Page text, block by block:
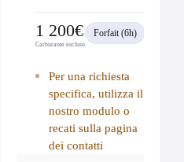
1 200€
Carburante escluso
Forfait (6h)
Per una richiesta
specifica, utilizza il
nostro modulo o
recati sulla pagina
dei contatti